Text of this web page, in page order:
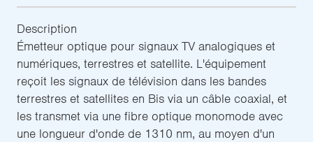
Description
Émetteur optique pour signaux TV analogiques et
numériques, terrestres et satellite. L'équipement
reçoit les signaux de télévision dans les bandes
terrestres et satellites en Bis via un câble coaxial, et
les transmet via une fibre optique monomode avec
une longueur d'onde de 1310 nm, au moyen d'un